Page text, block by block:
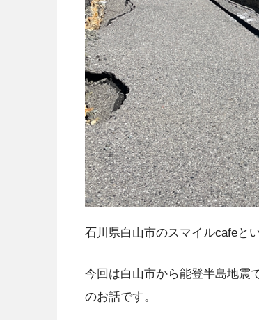
石川県白山市のスマイルcafeと
今回は白山市から能登半島地震
のお話です。